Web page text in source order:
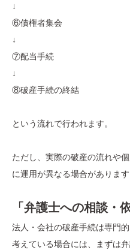
↓
⑥債権者集会
↓
⑦配当手続
↓
⑧破産手続の終結
という流れで行われます。
ただし、実際の破産の流れや
に運用が異なる場合があります
「弁護士への相談・依
法人・会社の破産手続は専門
考えている場合には、まずは